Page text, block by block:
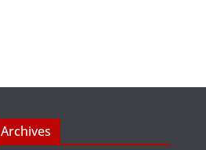
Archives